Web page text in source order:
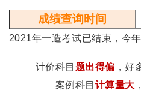
成绩查询时间
2021年一造考试已结束，今
计价科目 题出得偏 ，好
案例科目 计算量大